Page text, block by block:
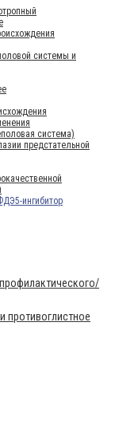
системы и
система)
предстательной
ингибитор
противоглистное